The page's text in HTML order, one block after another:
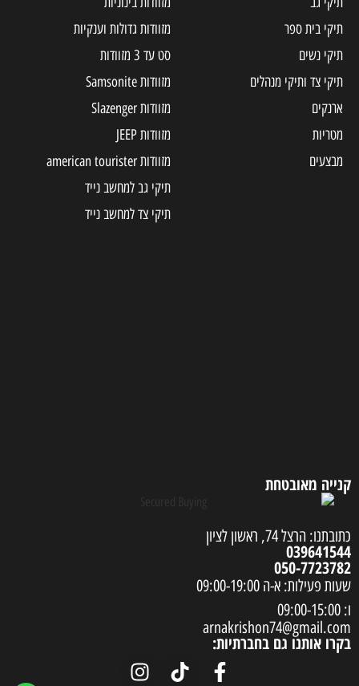
תיקי בית ספר
תיקי נשים
תיקי צד ותיקי מנהלים
ארנקים
מטריות
מבצעים
מזוודות גדולות וענקיות
סט עד 3 מזוודות
מזוודות Samsonite
מזוודות Slazenger
מזוודות JEEP
מזוודות american tourister
תיקי גב למחשב נייד
תיקי צד למחשב נייד
קנייה מאובטחת
כתובתנו: הרצל 74, ראשון לציון
039641544
050-7723782
שעות פעילות: א-ה 09:00-19:00
ו: 09:00-15:00
arnakrishon74@gmail.com
בקרו אותנו גם בחברתיות: